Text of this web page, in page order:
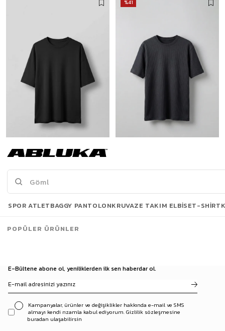
Erkek Oversize Esnek Kumaş Basic T-Shirt Siyah
3500 TL ve üzeri %5 | 5000 TL ve üzeri %10
%41
E-Bültene abone ol, yeniliklerden ilk sen haberdar ol.
Kampanyalar, ürünler ve değişiklikler hakkında e-mail ve SMS
almayı kendi rızamla kabul ediyorum. Gizlilik sözleşmesine
buradan ulaşabilirsin
SPOR ATLETBAGGY PANTOLONKRUVAZE TAKIM ELBISET-SHIRT
POPÜLER ÜRÜNLER